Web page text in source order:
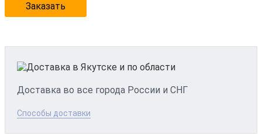
Заказать
Доставка во все города России и СНГ
Способы доставки